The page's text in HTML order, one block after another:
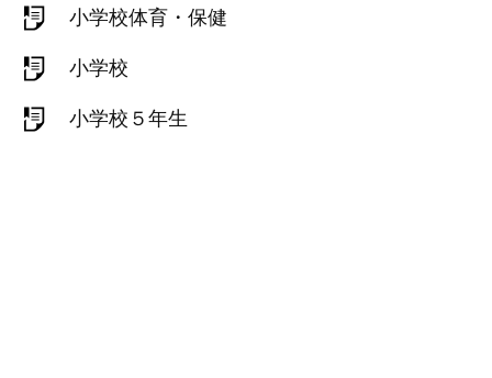
小学校体育・保健
小学校
小学校５年生